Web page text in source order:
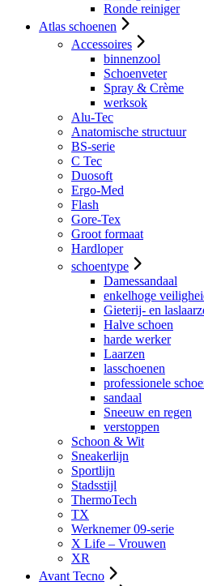
Ronde reiniger
Atlas schoenen
Accessoires
binnenzool
Schoenveter
Spray & Crème
werksok
Alu-Tec
Anatomische structuur
BS-serie
C Tec
Duosoft
Ergo-Med
Flash
Gore-Tex
Groot formaat
Hardloper
schoentype
Damessandaal
enkelhoge
Gieterij- en
Halve schoen
harde werker
Laarzen
lasschoenen
professionele
sandaal
Sneeuw en regen
verstoppen
Schoon & Wit
Sneakerlijn
Sportlijn
Stadsstijl
ThermoTech
TX
Werknemer 09-serie
X Life – Vrouwen
XR
Avant Tecno